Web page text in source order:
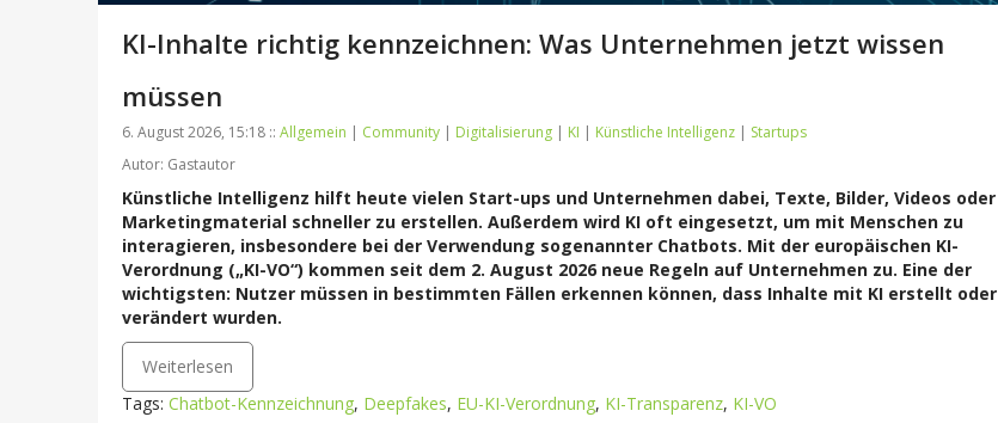
KI-Inhalte richtig kennzeichnen: Was Unternehmen jetzt wissen
müssen
6. August 2026, 15:18 :: Allgemein | Community | Digitalisierung | KI | Künstliche Intelligenz | Startups
Autor: Gastautor
Künstliche Intelligenz hilft heute vielen Start-ups und Unternehmen dabei, Texte, Bilder, Videos oder
Marketingmaterial schneller zu erstellen. Außerdem wird KI oft eingesetzt, um mit Menschen zu
interagieren, insbesondere bei der Verwendung sogenannter Chatbots. Mit der europäischen KI-
Verordnung („KI-VO“) kommen seit dem 2. August 2026 neue Regeln auf Unternehmen zu. Eine der
wichtigsten: Nutzer müssen in bestimmten Fällen erkennen können, dass Inhalte mit KI erstellt oder
verändert wurden.
Weiterlesen
Tags: Chatbot-Kennzeichnung, Deepfakes, EU-KI-Verordnung, KI-Transparenz, KI-VO